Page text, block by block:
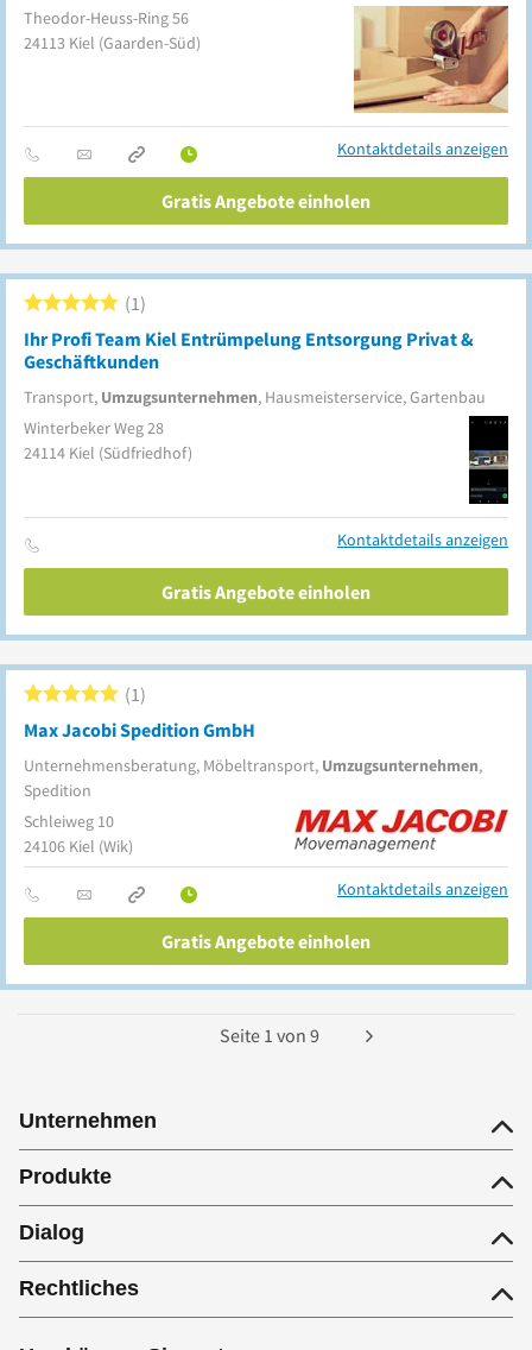
Theodor-Heuss-Ring 56
24113 Kiel (Gaarden-Süd)
Kontaktdetails anzeigen
Gratis Angebote einholen
Ihr Profi Team Kiel Entrümpelung Entsorgung Privat &
Geschäftkunden
Transport, Umzugsunternehmen, Hausmeisterservice, Gartenbau
1
Winterbeker Weg 28
24114 Kiel (Südfriedhof)
Kontaktdetails anzeigen
Gratis Angebote einholen
Max Jacobi Spedition GmbH
Unternehmensberatung, Möbeltransport, Umzugsunternehmen,
Spedition
1
Schleiweg 10
24106 Kiel (Wik)
Kontaktdetails anzeigen
Gratis Angebote einholen
Seite 1 von 9
Unternehmen
Produkte
Dialog
Rechtliches